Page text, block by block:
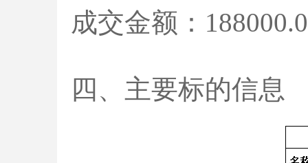
成交金额：
四、主要标的信息